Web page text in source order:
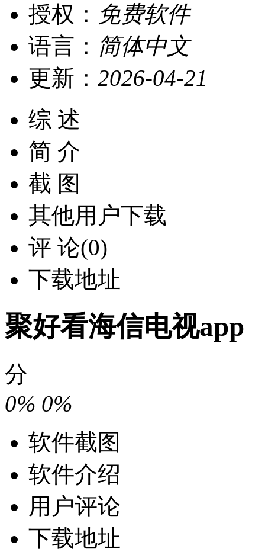
授权： 免费软件
语言： 简体中文
更新： 2026-04-21
综 述
简 介
截 图
其他用户下载
评 论(0)
下载地址
聚好看海信电视app
分
0% 0%
软件截图
软件介绍
用户评论
下载地址